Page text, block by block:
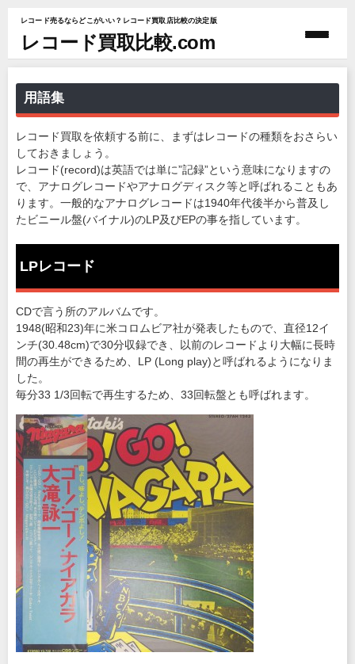
レコード売るならどこがいい？レコード買取店比較の決定版
レコード買取比較.com
用語集
レコード買取を依頼する前に、まずはレコードの種類をおさらい
しておきましょう。
レコード(record)は英語では単に”記録”という意味になりますの
で、アナログレコードやアナログディスク等と呼ばれることもあ
ります。一般的なアナログレコードは1940年代後半から普及し
たビニール盤(バイナル)のLP及びEPの事を指しています。
LPレコード
CDで言う所のアルバムです。
1948(昭和23)年に米コロムビア社が発表したもので、直径12イ
ンチ(30.48cm)で30分収録でき、以前のレコードより大幅に長時
間の再生ができるため、LP (Long play)と呼ばれるようになりま
した。
毎分33 1/3回転で再生するため、33回転盤とも呼ばれます。